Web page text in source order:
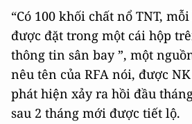
“Có 100 khối chất nổ TNT,
được đặt trong một cái hộp
thông tin sân bay ”, một
nêu tên của RFA nói, được
phát hiện xảy ra hồi đầu
sau 2 tháng mới được tiết lộ.